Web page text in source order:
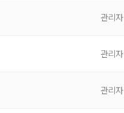
관리자
관리자
관리자